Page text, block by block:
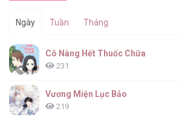
KẺ ĐÁNH CẮP TRÁI TIM [...]
Ngày Tuần Tháng
Cô Nàng Hết Thuốc Chữa
231
Vương Miện Lục Bảo
219